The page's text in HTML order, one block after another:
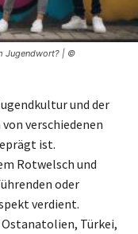
Jugendwort? | ©
und der
verschiedenen
ist.
Rotwelsch und
oder
verdient.
Ostanatolien, Türkei,